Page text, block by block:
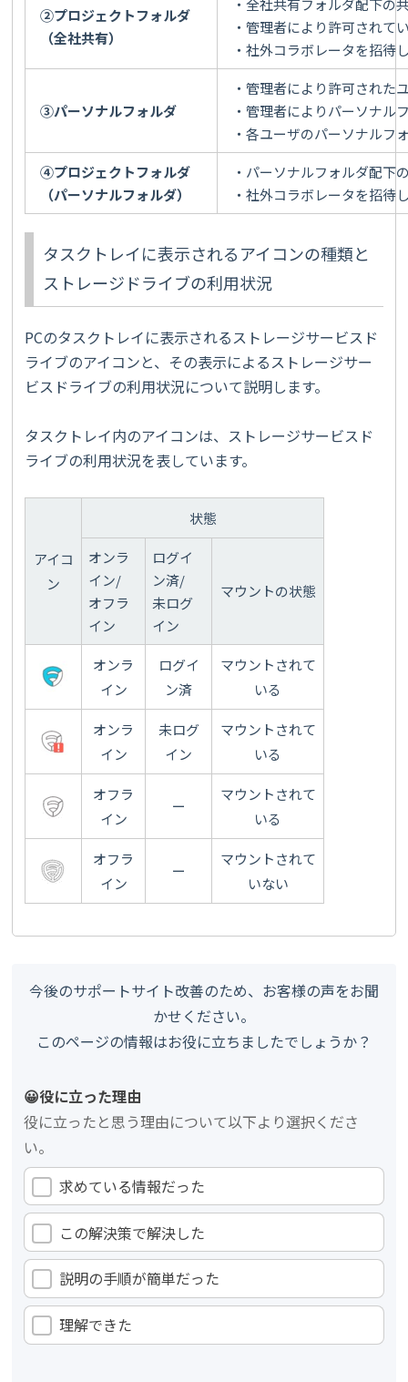
②プロジェクトフォルダ
（全社共有）
・管理者により許可されて
・社外コラボレータを招待
③パーソナルフォルダ
・管理者により許可された
・管理者によりパーソナル
・各ユーザのパーソナルフ
④プロジェクトフォルダ
（パーソナルフォルダ）
・パーソナルフォルダ配下
・社外コラボレータを招待
タスクトレイに表示されるアイコンの種類と
ストレージドライブの利用状況
PCのタスクトレイに表示されるストレージサービスド
ライブのアイコンと、その表示によるストレージサー
ビスドライブの利用状況について説明します。
タスクトレイ内のアイコンは、ストレージサービスド
ライブの利用状況を表しています。
アイコ
ン
状態
オンラ
イン/
オフラ
イン
ログイ
ン済/
未ログ
イン
マウントの状態
オンラ
イン
ログイ
ン済
マウントされて
いる
オンラ
イン
未ログ
イン
マウントされて
いる
オフラ
イン
ー
マウントされて
いる
オフラ
イン
ー
マウントされて
いない
今後のサポートサイト改善のため、お客様の声をお聞
かせください。
このページの情報はお役に立ちましたでしょうか？
😀役に立った理由
役に立ったと思う理由について以下より選択くださ
い。
求めている情報だった
この解決策で解決した
説明の手順が簡単だった
理解できた